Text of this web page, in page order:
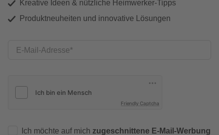
Kreative Ideen & nützliche Heimwerker-Tipps
Produktneuheiten und innovative Lösungen
E-Mail-Adresse
Friendly Captcha
Ich möchte auf mich zugeschnittene E-Mail-Werbung